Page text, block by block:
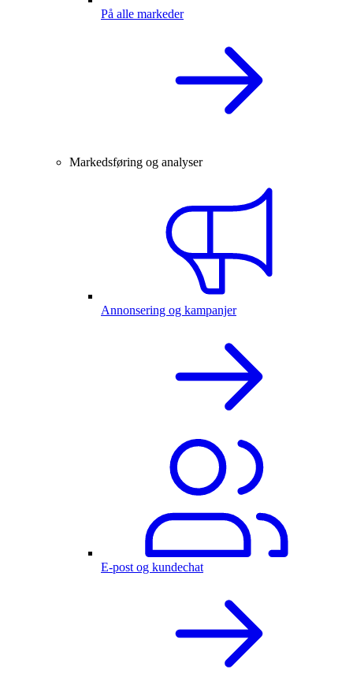
På alle markeder
Markedsføring og analyser
Annonsering og kampanjer
E-post og kundechat